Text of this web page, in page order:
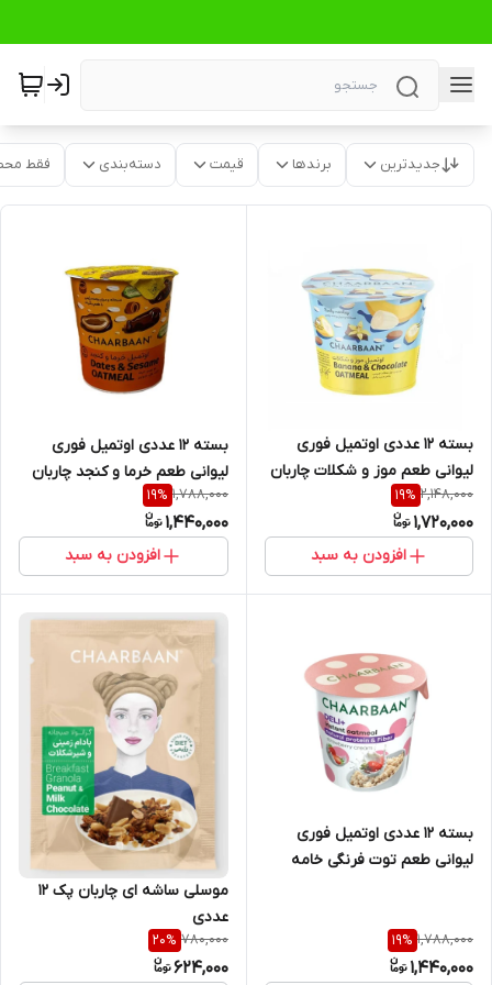
جدیدترین برندها قیمت دسته‌بندی فقط
بسته 12 عددی اوتمیل فوری
لیوانی طعم موز و شکلات چاربان
2,148,000
19%
1,720,000
افزودن به سبد
بسته 12 عددی اوتمیل فوری
لیوانی طعم خرما و کنجد چاربان
1,788,000
19%
1,440,000
افزودن به سبد
بسته 12 عددی اوتمیل فوری
لیوانی طعم توت فرنگی خامه
1,788,000
19%
1,440,000
موسلی ساشه ای چاربان پک 12
عددی
780,000
20%
624,000